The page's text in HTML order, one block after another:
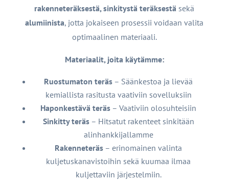
rakenneteräksestä, sinkitystä teräksestä sekä
alumiinista, jotta jokaiseen prosessii voidaan valita
optimaalinen materiaali.
Materiaalit, joita käytämme:
Ruostumaton teräs – Säänkestoa ja lievää
kemiallista rasitusta vaativiin sovelluksiin
Haponkestävä teräs – Vaativiin olosuhteisiin
Sinkitty teräs– Hitsatut rakenteet sinkitään
alinhankkijallamme
Rakenneteräs – erinomainen valinta
kuljetuskanavistoihin sekä kuumaa ilmaa
kuljettaviin järjestelmiin.